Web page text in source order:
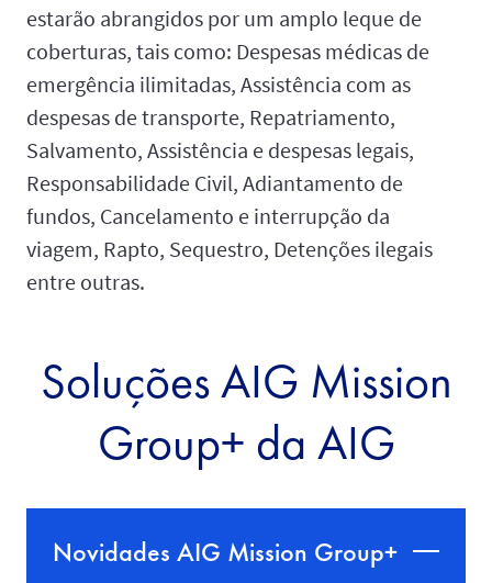
estarão abrangidos por um amplo leque de
coberturas, tais como: Despesas médicas de
emergência ilimitadas, Assistência com as
despesas de transporte, Repatriamento,
Salvamento, Assistência e despesas legais,
Responsabilidade Civil, Adiantamento de
fundos, Cancelamento e interrupção da
viagem, Rapto, Sequestro, Detenções ilegais
entre outras.
Soluções AIG Mission
Group+ da AIG
Novidades AIG Mission Group+